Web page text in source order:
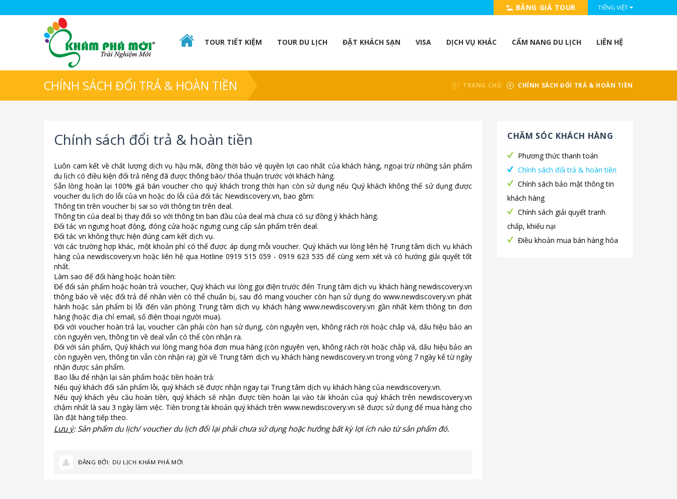
BẢNG GIÁ TOUR TIẾNG VIỆT
TOUR TIẾT KIỆM TOUR DU LỊCH ĐẶT KHÁCH SẠN VISA DỊCH VỤ KHÁC CẨM NANG DU LỊCH LIÊN HỆ
CHÍNH SÁCH ĐỔI TRẢ & HOÀN TIỀN TRANG CHỦ CHÍNH SÁCH ĐỔI TRẢ & HOÀN TIỀN
Chính sách đổi trả & hoàn tiền
Luôn cam kết về chất lượng dịch vụ hậu mãi, đồng thời bảo vệ quyền lợi cao nhất của khách hàng, ngoại trừ những sản phẩm
du lịch có điều kiện đổi trả riêng đã được thông báo/ thỏa thuận trước với khách hàng.
Sẵn lòng hoàn lại 100% giá bán voucher cho quý khách trong thời hạn còn sử dụng nếu Quý khách không thể sử dụng được
voucher du lịch do lỗi của vn hoặc do lỗi của đối tác Newdiscovery.vn, bao gồm:
Thông tin trên voucher bị sai so với thông tin trên deal.
Thông tin của deal bị thay đổi so với thông tin ban đầu của deal mà chưa có sự đồng ý khách hàng.
Đối tác vn ngưng hoạt động, đóng cửa hoặc ngưng cung cấp sản phẩm trên deal.
Đối tác vn không thực hiện đúng cam kết dịch vụ.
Với các trường hợp khác, một khoản phí có thể được áp dụng mỗi voucher. Quý khách vui lòng liên hệ Trung tâm dịch vụ khách
hàng của newdiscovery.vn hoặc liên hệ qua Hotline 0919 515 059 - 0919 623 535 để cùng xem xét và có hướng giải quyết tốt
nhất.
Làm sao để đổi hàng hoặc hoàn tiền:
Để đổi sản phẩm hoặc hoàn trả voucher, Quý khách vui lòng gọi điện trước đến Trung tâm dịch vụ khách hàngnewdiscovery.vn
thông báo về việc đổi trả để nhân viên có thể chuẩn bị, sau đó mang voucher còn hạn sử dụng dowww.newdiscovery.vn phát
hành hoặc sản phẩm bị lỗi đến văn phòng Trung tâm dịch vụ khách hàngwww.newdiscovery.vn gần nhất kèm thông tin đơn
hàng (hoặc địa chỉ email, số điện thoại người mua).
Đối với voucher hoàn trả lại, voucher cần phải còn hạn sử dụng, còn nguyên vẹn, không rách rời hoặc chắp vá, dấu hiệu bảo an
còn nguyên vẹn, thông tin về deal vẫn có thể còn nhận ra.
Đối với sản phẩm, Quý khách vui lòng mang hóa đơn mua hàng (còn nguyên vẹn, không rách rời hoặc chắp vá, dấu hiệu bảo an
còn nguyên vẹn, thông tin vẫn còn nhận ra) gửi về Trung tâm dịch vụ khách hàngnewdiscovery.vn trong vòng 7 ngày kể từ ngày
nhận được sản phẩm.
Bao lâu để nhận lại sản phẩm hoặc tiền hoàn trả:
Nếu quý khách đổi sản phẩm lỗi, quý khách sẽ được nhận ngay tại Trung tâm dịch vụ khách hàng của newdiscovery.vn.
Nếu quý khách yêu cầu hoàn tiền, quý khách sẽ nhận được tiền hoàn lại vào tài khoản của quý khách trên newdiscovery.vn
chậm nhất là sau 3 ngày làm việc. Tiền trong tài khoản quý khách trên www.newdiscovery.vn sẽ được sử dụng để mua hàng cho
lần đặt hàng tiếp theo.
Lưu ý: Sản phẩm du lịch/ voucher du lịch đổi lại phải chưa sử dụng hoặc hưởng bất kỳ lợi ích nào từ sản phẩm đó.
ĐĂNG BỞI: DU LỊCH KHÁM PHÁ MỚI
CHĂM SÓC KHÁCH HÀNG
Phương thức thanh toán
Chính sách đổi trả & hoàn tiền
Chính sách bảo mật thông tin
khách hàng
Chính sách giải quyết tranh
chấp, khiếu nại
Điều khoản mua bán hàng hóa